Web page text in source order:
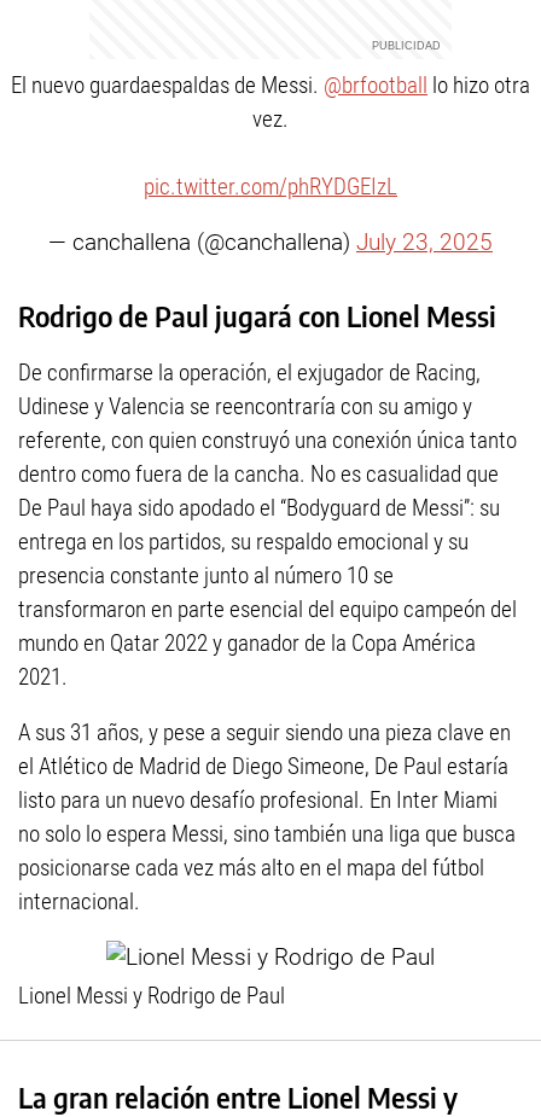
El nuevo guardaespaldas de Messi. @brfootball lo hizo otra
vez.
pic.twitter.com/phRYDGEIzL
— canchallena (@canchallena) July 23, 2025
Rodrigo de Paul jugará con Lionel Messi
De confirmarse la operación, el exjugador de Racing,
Udinese y Valencia se reencontraría con su amigo y
referente, con quien construyó una conexión única tanto
dentro como fuera de la cancha. No es casualidad que
De Paul haya sido apodado el “Bodyguard de Messi”: su
entrega en los partidos, su respaldo emocional y su
presencia constante junto al número 10 se
transformaron en parte esencial del equipo campeón del
mundo en Qatar 2022 y ganador de la Copa América
2021.
A sus 31 años, y pese a seguir siendo una pieza clave en
el Atlético de Madrid de Diego Simeone, De Paul estaría
listo para un nuevo desafío profesional. En Inter Miami
no solo lo espera Messi, sino también una liga que busca
posicionarse cada vez más alto en el mapa del fútbol
internacional.
Lionel Messi y Rodrigo de Paul
La gran relación entre Lionel Messi y